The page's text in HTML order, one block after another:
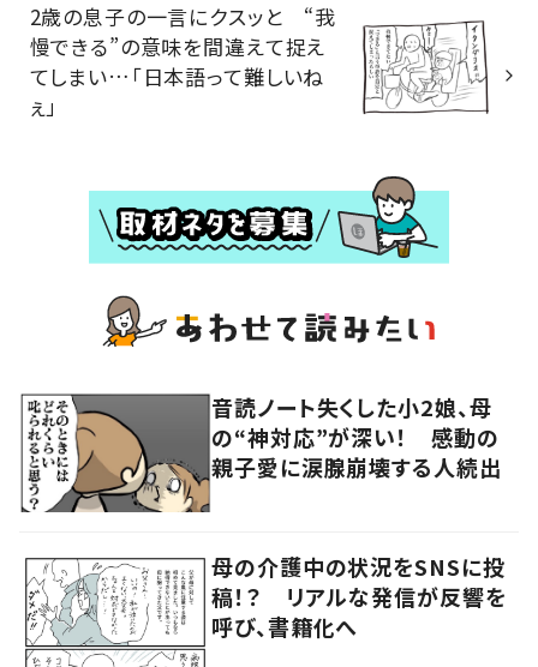
2歳の息子の一言にクスッと “我
慢できる”の意味を間違えて捉え
てしまい…「日本語って難しいね
ぇ」
音読ノート失くした小2娘、母
の“神対応”が深い！ 感動の
親子愛に涙腺崩壊する人続出
母の介護中の状況をSNSに投
稿！？ リアルな発信が反響を
呼び、書籍化へ